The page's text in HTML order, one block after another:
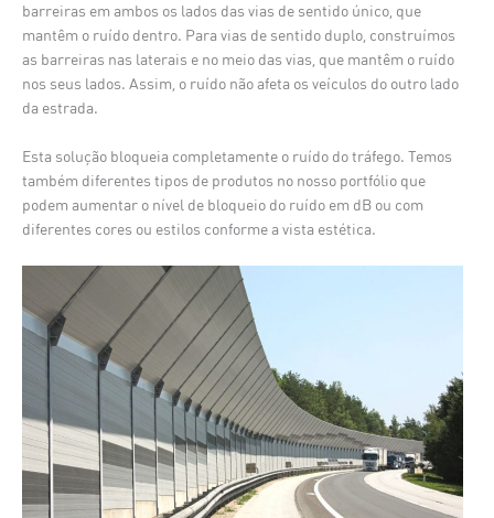
barreiras em ambos os lados das vias de sentido único, que
mantêm o ruído dentro. Para vias de sentido duplo, construímos
as barreiras nas laterais e no meio das vias, que mantêm o ruído
nos seus lados. Assim, o ruído não afeta os veículos do outro lado
da estrada.
Esta solução bloqueia completamente o ruído do tráfego. Temos
também diferentes tipos de produtos no nosso portfólio que
podem aumentar o nível de bloqueio do ruído em dB ou com
diferentes cores ou estilos conforme a vista estética.